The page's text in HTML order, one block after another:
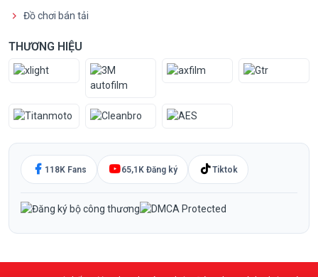
Đồ chơi bán tải
THƯƠNG HIỆU
118K Fans 65,1K Đăng ký Tiktok